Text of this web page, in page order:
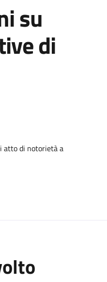
su
di
atto di notorietà a